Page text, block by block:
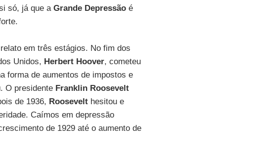
só, já que a Grande Depressãoé
em três estágios. No fim dos
Unidos, Herbert Hoover, cometeu
forma de aumentos de impostos e
O presidente Franklin Roosevelt
de 1936, Roosevelthesitou e
Caímos em depressão
de 1929 até o aumento de